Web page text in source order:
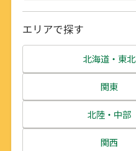
エリアで探す
北海道・東北
北海道
青森県
岩手県
関東
茨城県
栃木県
北陸・中部
新潟県
関西